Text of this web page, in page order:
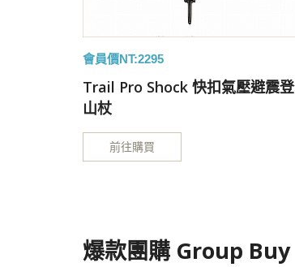
會員價NT:2295
Trail Pro Shock 快扣氣壓避震登
山杖
前往購買
爆款團購 Group Buy